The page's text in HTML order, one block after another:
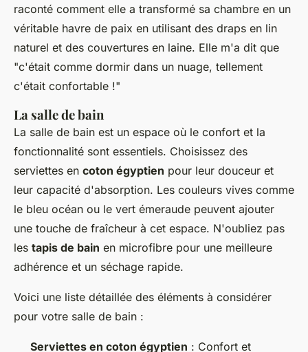
raconté comment elle a transformé sa chambre en un
véritable havre de paix en utilisant des draps en lin
naturel et des couvertures en laine. Elle m'a dit que
"c'était comme dormir dans un nuage, tellement
c'était confortable !"
La salle de bain
La salle de bain est un espace où le confort et la
fonctionnalité sont essentiels. Choisissez des
serviettes en coton égyptien pour leur douceur et
leur capacité d'absorption. Les couleurs vives comme
le bleu océan ou le vert émeraude peuvent ajouter
une touche de fraîcheur à cet espace. N'oubliez pas
les tapis de bain en microfibre pour une meilleure
adhérence et un séchage rapide.
Voici une liste détaillée des éléments à considérer
pour votre salle de bain :
Serviettes en coton égyptien : Confort et